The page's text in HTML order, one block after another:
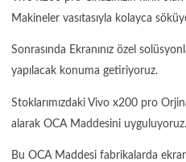
Makineler vasıtasıyla kolayca
Sonrasında Ekranınız özel
yapılacak konuma getiriyoruz.
Stoklarımızdaki Vivo x200 pro
alarak OCA Maddesini uyguluyoruz.
Bu OCA Maddesi fabrikalarda